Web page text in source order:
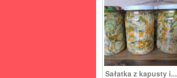
Sałatka z kapusty i...